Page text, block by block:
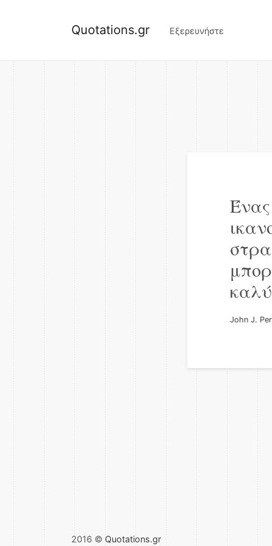
Quotations.gr Εξερευνήστε
John J.
2016 © Quotations.gr